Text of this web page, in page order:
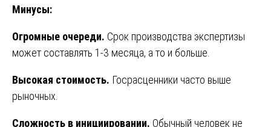
Минусы:
Огромные очереди. Срок производства экспертизы
может составлять 1-3 месяца, а то и больше.
Высокая стоимость. Госрасценники часто выше
рыночных.
Сложность в инициировании. Обычный человек не